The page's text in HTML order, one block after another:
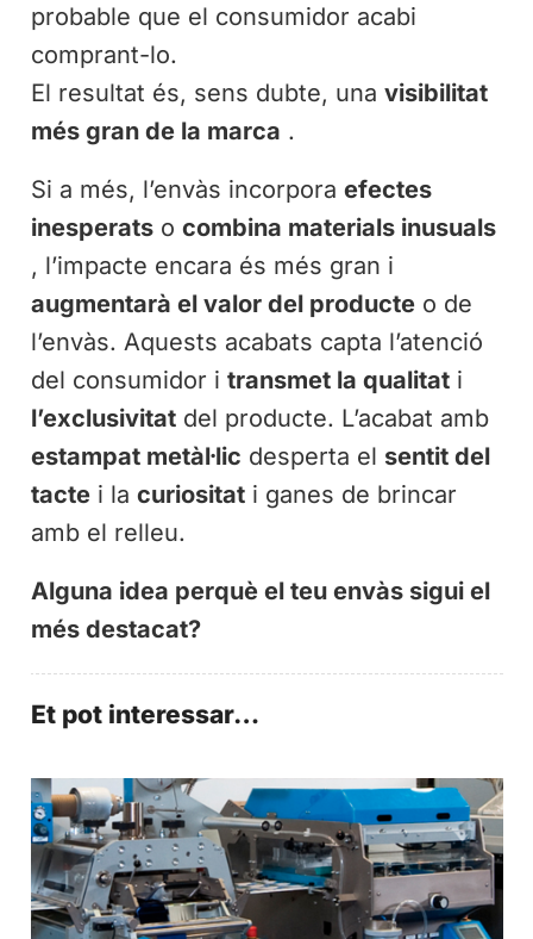
probable que el consumidor acabi
comprant-lo.
El resultat és, sens dubte, una visibilitat
més gran de la marca .
Si a més, l’envàs incorpora efectes
inesperatso combina materials inusuals
, l’impacte encara és més gran i
augmentarà el valor del producteo de
l’envàs. Aquests acabats capta l’atenció
del consumidor i transmet la qualitati
l’exclusivitatdel producte. L’acabat amb
estampat metàl·lic desperta el sentit del
tactei la curiositati ganes de brincar
amb el relleu.
Alguna idea perquè el teu envàs sigui el
més destacat?
Et pot interessar…